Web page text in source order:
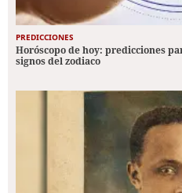
PREDICCIONES
Horóscopo de hoy: predicciones
signos del zodiaco